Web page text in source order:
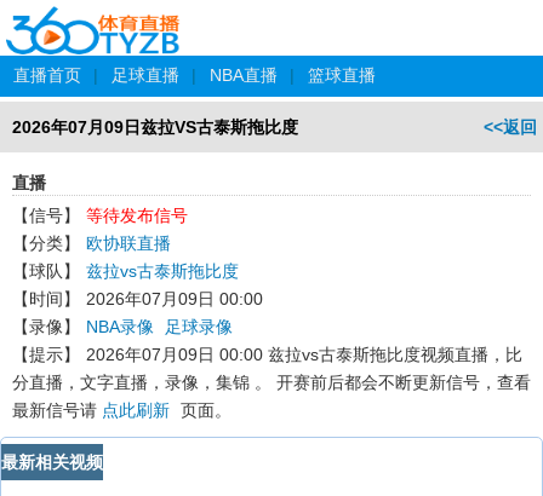
直播首页 | 足球直播 | NBA直播 | 篮球直播
<<返回
2026年07月09日兹拉VS古泰斯拖比度
直播
【信号】
等待发布信号
【分类】
欧协联直播
【球队】
兹拉vs古泰斯拖比度
【时间】
2026年07月09日 00:00
【录像】
NBA录像
足球录像
【提示】
2026年07月09日 00:00 兹拉vs古泰斯拖比度视频直播，比
分直播，文字直播，录像，集锦 。 开赛前后都会不断更新信号，查看
最新信号请 点此刷新 页面。
最新相关视频